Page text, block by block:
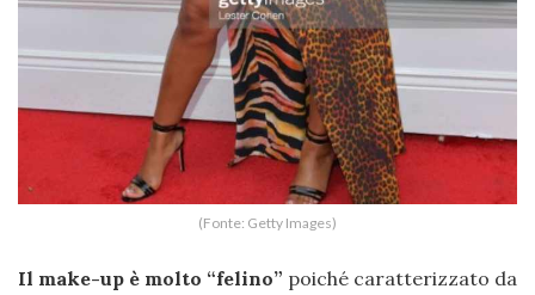
(Fonte: Getty Images)
Il make-up è molto “felino” poiché caratterizzato da